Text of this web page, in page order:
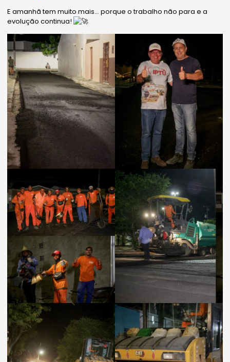
E amanhã tem muito mais… porque o trabalho não para e a
evolução continua!